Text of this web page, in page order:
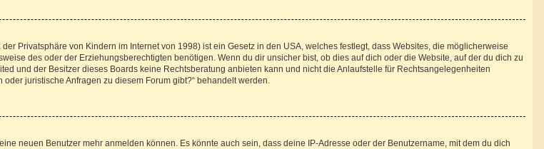
Privatsphäre von Kindern im Internet von 1998) ist ein Gesetz in den USA, welches festlegt, dass Websites, die möglicherweise
des oder der Erziehungsberechtigten benötigen. Wenn du dir unsicher bist, ob dies auf dich oder die Website, auf der du dich zu
und der Besitzer dieses Boards keine Rechtsberatung anbieten kann und nicht die Anlaufstelle für Rechtsangelegenheiten
juristische Anfragen zu diesem Forum gibt?“ behandelt werden.
neuen Benutzer mehr anmelden können. Es könnte auch sein, dass deine IP-Adresse oder der Benutzername, mit dem du dich